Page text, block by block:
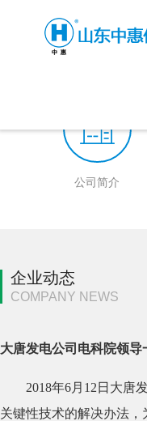
公司简介
企业动态
COMPANY NEWS
大唐发电公司电科院领
2018年6月12日大唐
关键性技术的解决办法